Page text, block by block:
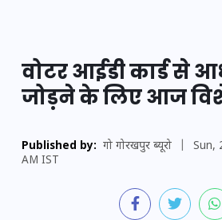
वोटर आईडी कार्ड से
जोड़ने के लिए आज
Published by: गो गोरखपुर ब्यूरो
Sun,
AM IST